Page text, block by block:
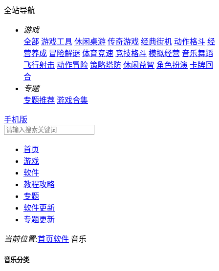
全站导航
游戏
全部 游戏工具 休闲桌游 传奇游戏 经典街机 动作格斗 经
营养成 冒险解谜 体育竞速 竞技格斗 模拟经营 音乐舞蹈
飞行射击 动作冒险 策略塔防 休闲益智 角色扮演 卡牌回
合
专题
专题推荐 游戏合集
手机版
首页
游戏
软件
教程攻略
专题
软件更新
专题更新
当前位置:首页软件 音乐
音乐分类